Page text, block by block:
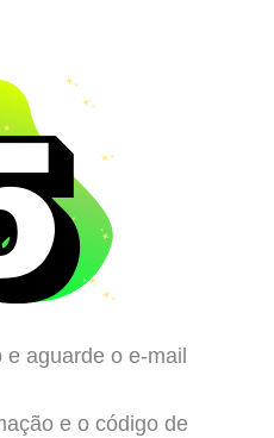
e aguarde o e-mail
e o código de